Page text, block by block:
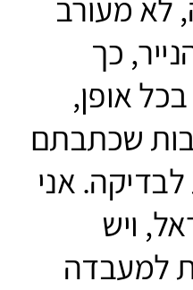
לא מעורב
כך
אופן,
שכתבתם
לבדיקה. אני
ויש
למעבדה